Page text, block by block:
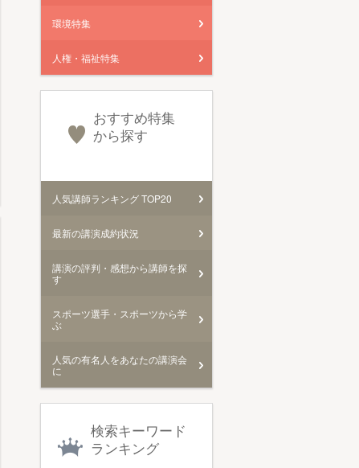
環境特集
人権・福祉特集
おすすめ特集
から探す
人気講師ランキング TOP20
最新の講演成約状況
講演の評判・感想から講師を探
す
スポーツ選手・スポーツから学
ぶ
人気の有名人をあなたの講演会
に
検索キーワード
ランキング